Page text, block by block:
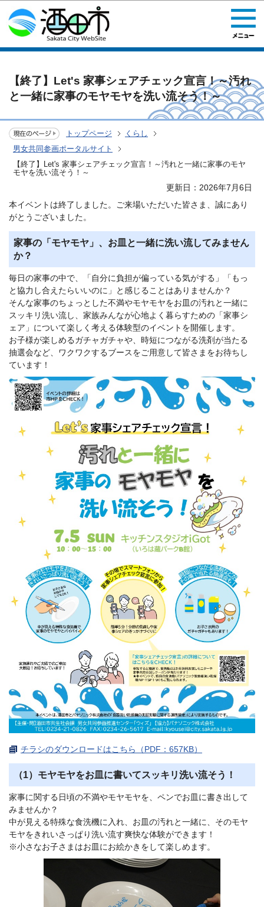
このページの本文へ移動
【終了】Let's 家事シェアチェック宣言！～汚れ
と一緒に家事のモヤモヤを洗い流そう！～
トップページ
くらし
男女共同参画ポータルサイト
【終了】Let's 家事シェアチェック宣言！～汚れと一緒に家事のモヤ
モヤを洗い流そう！～
更新日：2026年7月6日
本イベントは終了しました。ご来場いただいた皆さま、誠にあり
がとうございました。
家事の「モヤモヤ」、お皿と一緒に洗い流してみません
か？
毎日の家事の中で、「自分に負担が偏っている気がする」「もっ
と協力し合えたらいいのに」と感じることはありませんか？
そんな家事のちょっとした不満やモヤモヤをお皿の汚れと一緒に
スッキリ洗い流し、家族みんなが心地よく暮らすための「家事シ
ェア」について楽しく考える体験型のイベントを開催します。
お子様が楽しめるガチャガチャや、時短につながる洗剤が当たる
抽選会など、ワクワクするブースをご用意して皆さまをお待ちし
ています！
チラシのダウンロードはこちら（PDF：657KB）
（1）モヤモヤをお皿に書いてスッキリ洗い流そう！
家事に関する日頃の不満やモヤモヤを、ペンでお皿に書き出して
みませんか？
中が見える特殊な食洗機に入れ、お皿の汚れと一緒に、そのモヤ
モヤをきれいさっぱり洗い流す爽快な体験ができます！
※小さなお子さまはお皿にお絵かきをして楽しめます。